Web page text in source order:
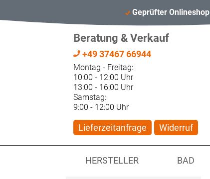
Geprüfter Onlineshop
Beratung & Verkauf
+49 37467 66944
Montag - Freitag:
10:00 - 12:00 Uhr
13:00 - 16:00 Uhr
Samstag:
9:00 - 12:00 Uhr
Lieferzeitanfrage Widerruf
HERSTELLER BAD